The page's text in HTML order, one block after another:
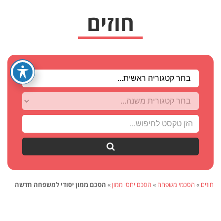
חפש
חוזים » הסכמי משפחה » הסכם יחסי ממון» הסכם ממון יסודי למשפחה חדשה